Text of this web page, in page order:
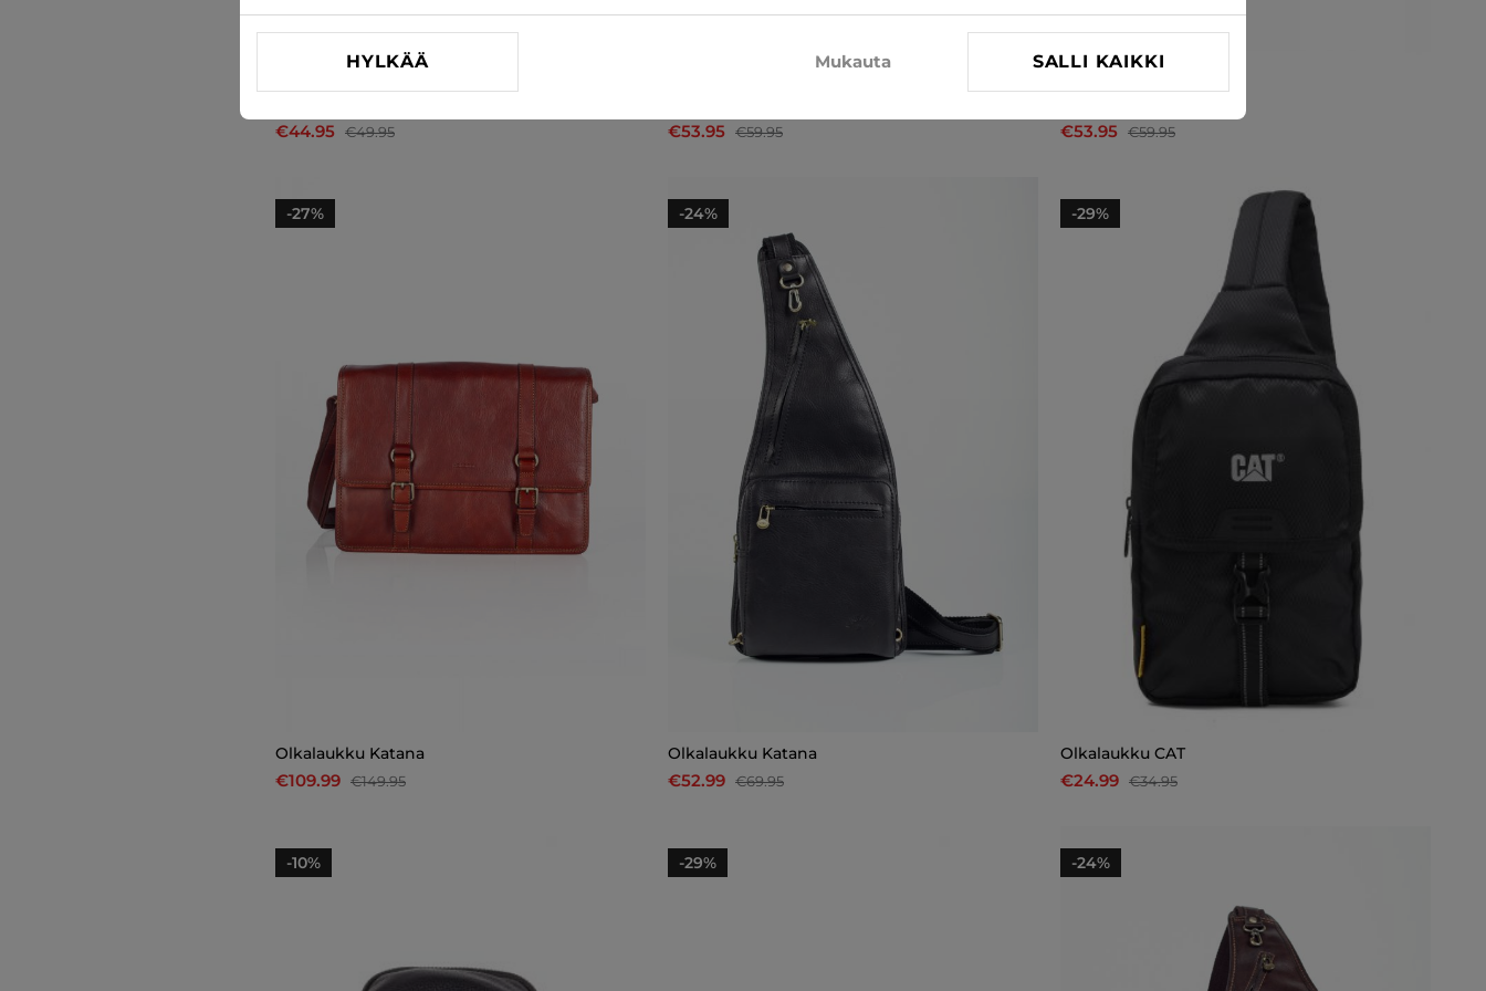
€44.95 €49.95
€53.95 €59.95
€53.95 €59.95
-27%
Olkalaukku Katana
€109.99 €149.95
-24%
Olkalaukku Katana
€52.99 €69.95
-29%
Olkalaukku CAT
€24.99 €34.95
-10% -29% -24%
HYLKÄÄ Mukauta SALLI KAIKKI